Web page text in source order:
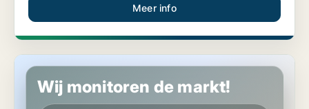
Meer info
Horeca pand in Nijmegen, Gelderland
Wij monitoren de markt!